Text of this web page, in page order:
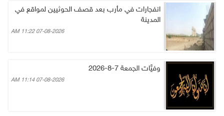
انفجارات في مأرب بعد قصف الحوثيين لمواقع في
المدينة
07-08-2026 11:22 AM
وفيَّات الجمعة 7-8-2026
07-08-2026 11:14 AM